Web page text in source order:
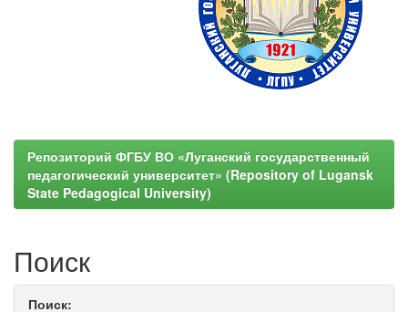
Репозиторий ФГБУ ВО «Луганский государственный
педагогический университет» (Repository of Lugansk
State Pedagogical University)
Поиск
Поиск: